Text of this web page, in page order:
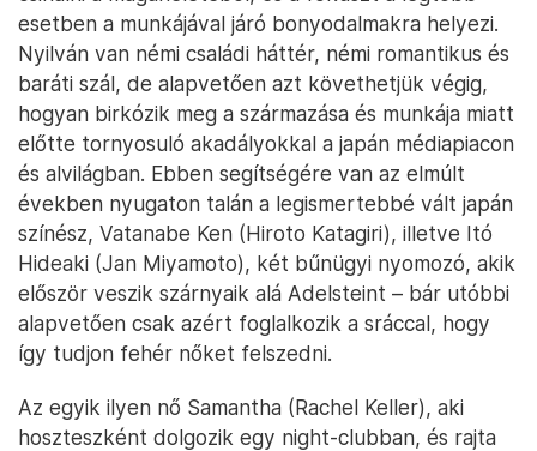
esetben a munkájával járó bonyodalmakra helyezi.
Nyilván van némi családi háttér, némi romantikus és
baráti szál, de alapvetően azt követhetjük végig,
hogyan birkózik meg a származása és munkája miatt
előtte tornyosuló akadályokkal a japán médiapiacon
és alvilágban. Ebben segítségére van az elmúlt
években nyugaton talán a legismertebbé vált japán
színész, Vatanabe Ken (Hiroto Katagiri), illetve Itó
Hideaki (Jan Miyamoto), két bűnügyi nyomozó, akik
először veszik szárnyaik alá Adelsteint – bár utóbbi
alapvetően csak azért foglalkozik a sráccal, hogy
így tudjon fehér nőket felszedni.
Az egyik ilyen nő Samantha (Rachel Keller), aki
hoszteszként dolgozik egy night-clubban, és rajta